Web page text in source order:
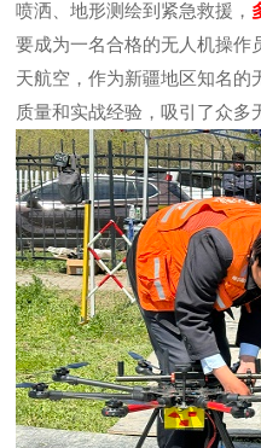
喷洒、地形测绘到紧急救援，
要成为一名合格的无人机操作
天航空，作为新疆地区知名的
质量和实战经验，吸引了众多